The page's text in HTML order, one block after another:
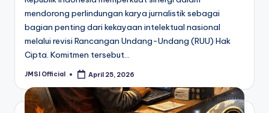
mendorong perlindungan karya jurnalistik sebagai
bagian penting dari kekayaan intelektual nasional
melalui revisi Rancangan Undang-Undang (RUU) Hak
Cipta. Komitmen tersebut…
JMSI Official April 25, 2026